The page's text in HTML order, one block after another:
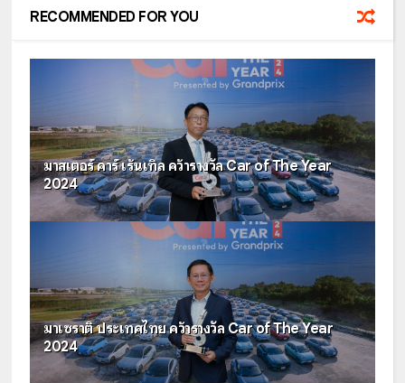
RECOMMENDED FOR YOU
มาสเตอร์ คาร์ เร้นเทิล คว้ารางวัล Car of The Year
2024
มาเซราติ ประเทศไทย คว้ารางวัล Car of The Year
2024